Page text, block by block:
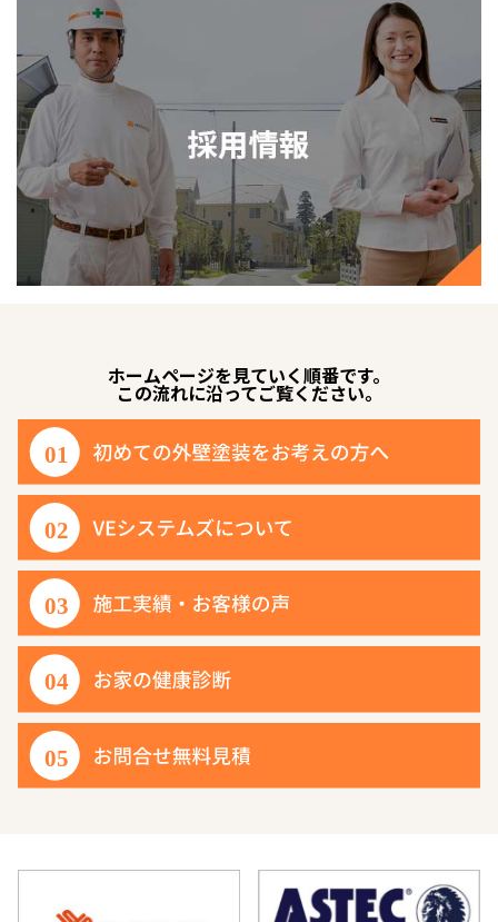
ホームページを見ていく順番です。
この流れに沿ってご覧ください。